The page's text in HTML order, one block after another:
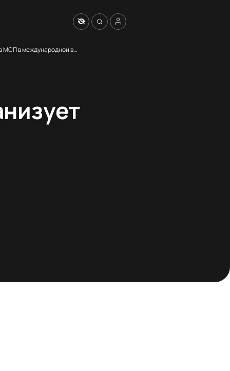
Центр поддержки экспорта Свердловской области организует участие субъектов МСП в международной выставке и конференции «НЕВА»